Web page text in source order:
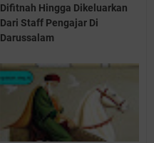
Difitnah Hingga Dikeluarkan
Dari Staff Pengajar Di
Darussalam